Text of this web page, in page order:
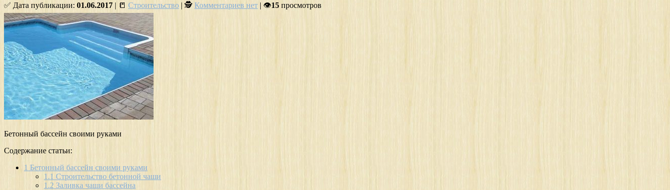
✅ Дата публикации: 01.06.2017 | 📒 Строительство | 🕵 Комментариев нет | 👁15 просмотров
Бетонный бассейн своими руками
Содержание статьи:
1 Бетонный бассейн своими руками
1.1 Строительство бетонной чаши
1.2 Заливка чаши бассейна